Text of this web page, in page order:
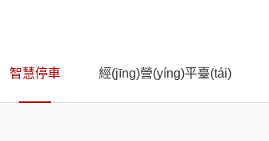
智慧停車 經(jīng)營(yíng)平臺(tái)